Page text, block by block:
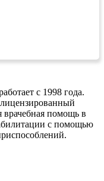
с 1998 года.
врачебная помощь в
с помощью